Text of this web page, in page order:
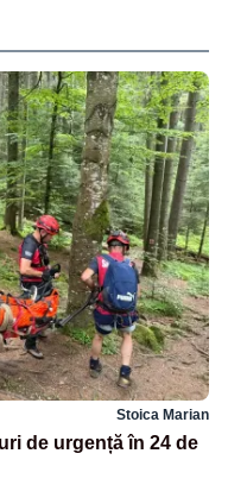
Stoica Marian
de urgență în 24 de